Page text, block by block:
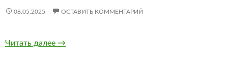
08.05.2025 ОСТАВИТЬ КОММЕНТАРИЙ
Читать далее Почему надо купить квартиру в Binghatti
→